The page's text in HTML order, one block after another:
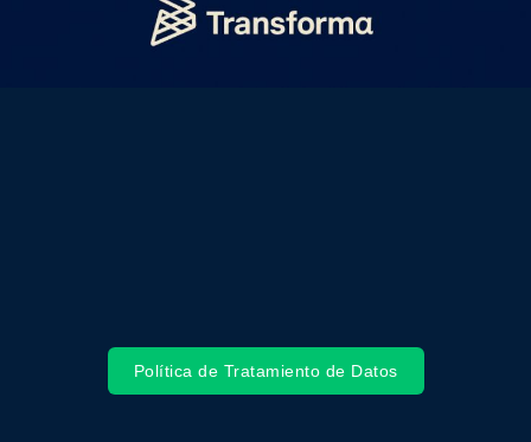
Política de Tratamiento de Datos